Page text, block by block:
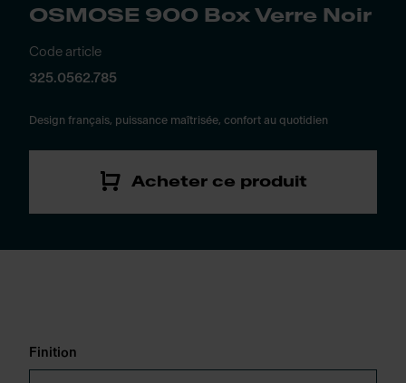
OSMOSE 900 Box Verre Noir
Code article
325.0562.785
Design français, puissance maîtrisée, confort au quotidien
Acheter ce produit
Finition